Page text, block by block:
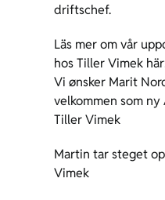
driftschef.
Läs mer om vår
hos Tiller Vimek
Vi ønsker Marit
velkommen som
Tiller Vimek
Martin tar steget
Vimek